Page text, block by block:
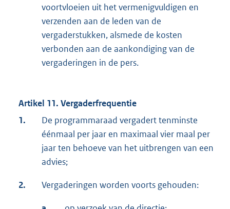
voortvloeien uit het vermenigvuldigen en
verzenden aan de leden van de
vergaderstukken, alsmede de kosten
verbonden aan de aankondiging van de
vergaderingen in de pers.
Artikel 11. Vergaderfrequentie
1.
De programmaraad vergadert tenminste
éénmaal per jaar en maximaal vier maal per
jaar ten behoeve van het uitbrengen van een
advies;
2. Vergaderingen worden voorts gehouden: